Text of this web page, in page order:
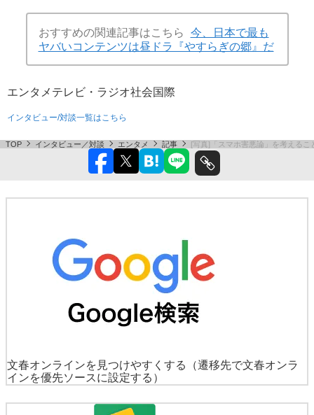
おすすめの関連記事はこちら
今、日本で最も
ヤバいコンテンツは昼ドラ『やすらぎの郷』だ
エンタメ テレビ・ラジオ社会 国際
インタビュー/対談一覧はこちら
TOP インタビュー／対談 エンタメ 記事 [写真]「スマホ害悪論」を考える
文春オンラインを見つけやすくする
（遷移先で文春オンラ
インを優先ソースに設定する）